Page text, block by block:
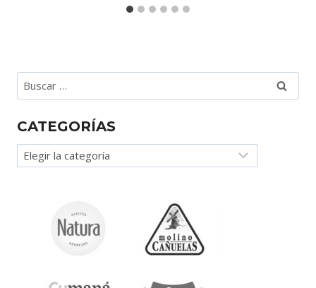
Buscar:
CATEGORÍAS
Categorías